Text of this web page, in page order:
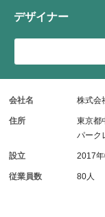
デザイナー
会社名 株式会
住所
東京都
パーク
設立 2017
従業員数 80人